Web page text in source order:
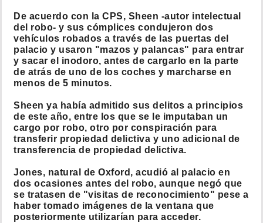
De acuerdo con la CPS, Sheen -autor intelectual
del robo- y sus cómplices condujeron dos
vehículos robados a través de las puertas del
palacio y usaron "mazos y palancas" para entrar
y sacar el inodoro, antes de cargarlo en la parte
de atrás de uno de los coches y marcharse en
menos de 5 minutos.
Sheen ya había admitido sus delitos a principios
de este año, entre los que se le imputaban un
cargo por robo, otro por conspiración para
transferir propiedad delictiva y uno adicional de
transferencia de propiedad delictiva.
Jones, natural de Oxford, acudió al palacio en
dos ocasiones antes del robo, aunque negó que
se tratasen de "visitas de reconocimiento" pese a
haber tomado imágenes de la ventana que
posteriormente utilizarían para acceder.